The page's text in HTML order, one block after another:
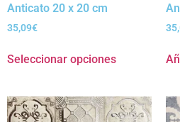
Anticato 20 x 20 cm
35,09€
Seleccionar opciones